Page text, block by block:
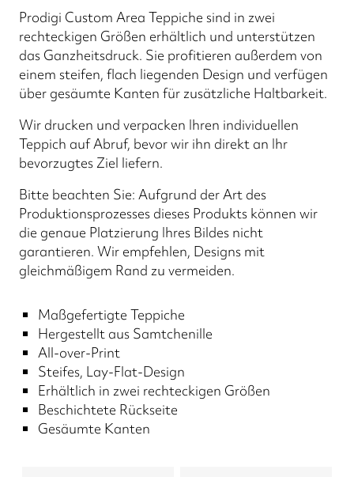
Prodigi Custom Area Teppiche sind in zwei
rechteckigen Größen erhältlich und unterstützen
das Ganzheitsdruck. Sie profitieren außerdem von
einem steifen, flach liegenden Design und verfügen
über gesäumte Kanten für zusätzliche Haltbarkeit.
Wir drucken und verpacken Ihren individuellen
Teppich auf Abruf, bevor wir ihn direkt an Ihr
bevorzugtes Ziel liefern.
Bitte beachten Sie: Aufgrund der Art des
Produktionsprozesses dieses Produkts können wir
die genaue Platzierung Ihres Bildes nicht
garantieren. Wir empfehlen, Designs mit
gleichmäßigem Rand zu vermeiden.
Maßgefertigte Teppiche
Hergestellt aus Samtchenille
All-over-Print
Steifes, Lay-Flat-Design
Erhältlich in zwei rechteckigen Größen
Beschichtete Rückseite
Gesäumte Kanten